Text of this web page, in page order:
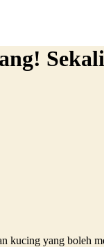
kucing yang